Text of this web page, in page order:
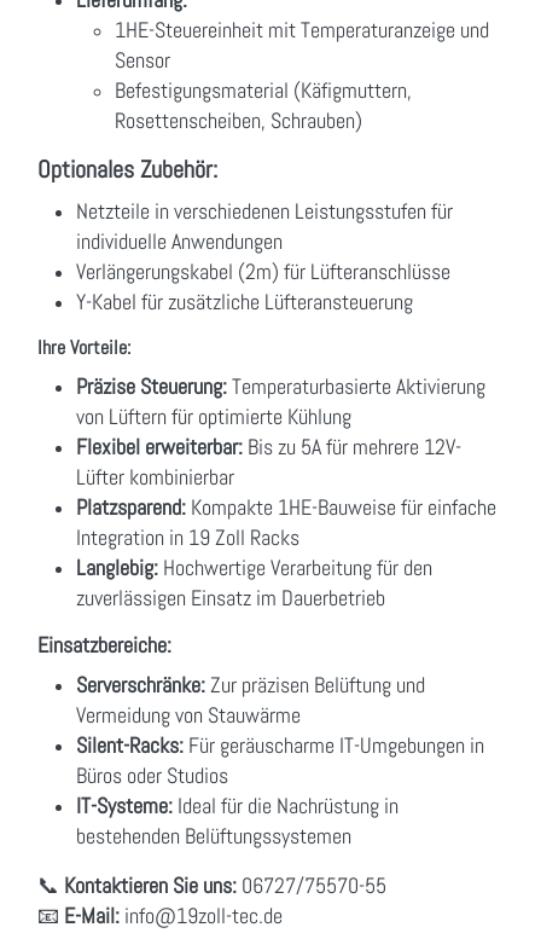
1HE-Steuereinheit mit Temperaturanzeige und
Sensor
Befestigungsmaterial (Käfigmuttern,
Rosettenscheiben, Schrauben)
Optionales Zubehör:
Netzteile in verschiedenen Leistungsstufen für
individuelle Anwendungen
Verlängerungskabel (2m) für Lüfteranschlüsse
Y-Kabel für zusätzliche Lüfteransteuerung
Ihre Vorteile:
Präzise Steuerung:Temperaturbasierte Aktivierung
von Lüftern für optimierte Kühlung
Flexibel erweiterbar: Bis zu 5A für mehrere 12V-
Lüfter kombinierbar
Platzsparend: Kompakte 1HE-Bauweise für einfache
Integration in 19 Zoll Racks
Langlebig: Hochwertige Verarbeitung für den
zuverlässigen Einsatz im Dauerbetrieb
Einsatzbereiche:
Serverschränke:Zur präzisen Belüftung und
Vermeidung von Stauwärme
Silent-Racks: Für geräuscharme IT-Umgebungen in
Büros oder Studios
IT-Systeme: Ideal für die Nachrüstung in
bestehenden Belüftungssystemen
📞 Kontaktieren Sie uns: 06727/75570-55
📧 E-Mail: info@19zoll-tec.de